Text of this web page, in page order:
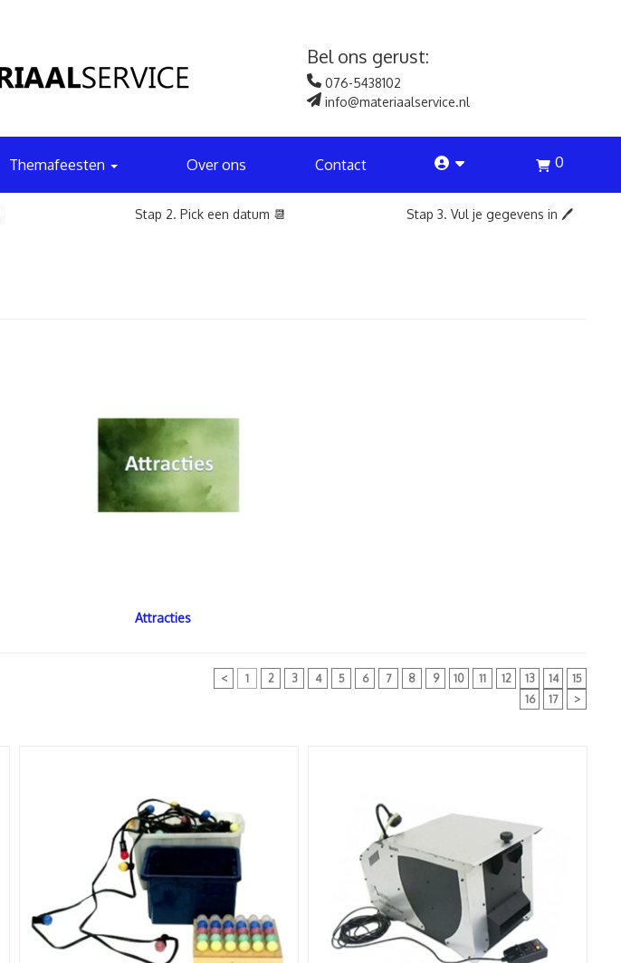
Bel ons gerust:
076-5438102
info@materiaalservice.nl
Themafeesten Over ons Contact account 0
Stap 2. Pick een datum 📆 Stap 3. Vul je gegevens in 🖊️
Attracties
< 1 2 3 4 5 6 7 8 9 10 11 12 13 14
15
16
17 >